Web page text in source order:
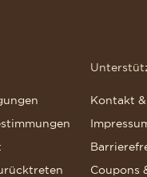
Kontakt &
Coupons